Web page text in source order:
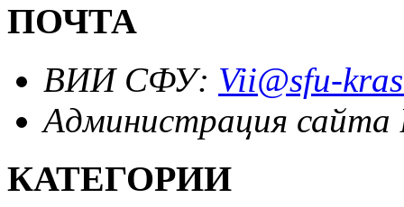
ПОЧТА
ВИИ СФУ: Vii@sfu-
Администрация
КАТЕГОРИИ